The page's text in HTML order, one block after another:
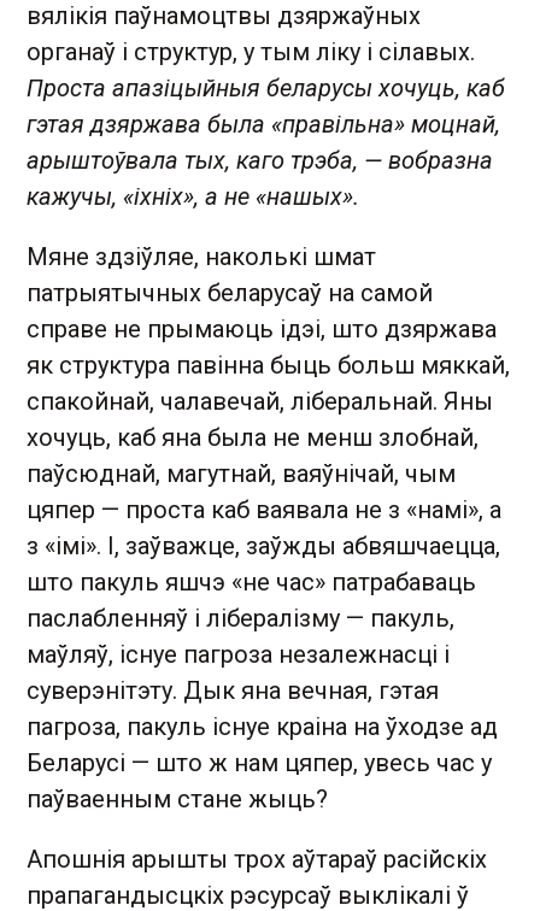
вялікія паўнамоцтвы дзяржаўных
органаў і структур, у тым ліку і сілавых.
Проста апазіцыйныя беларусы хочуць, каб
гэтая дзяржава была «правільна» моцнай,
арыштоўвала тых, каго трэба, — вобразна
кажучы, «іхніх», а не «нашых».
Мяне здзіўляе, наколькі шмат
патрыятычных беларусаў на самой
справе не прымаюць ідэі, што дзяржава
як структура павінна быць больш мяккай,
спакойнай, чалавечай, ліберальнай. Яны
хочуць, каб яна была не менш злобнай,
паўсюднай, магутнай, ваяўнічай, чым
цяпер — проста каб ваявала не з «намі», а
з «імі». І, заўважце, заўжды абвяшчаецца,
што пакуль яшчэ «не час» патрабаваць
паслабленняў і лібералізму — пакуль,
маўляў, існуе пагроза незалежнасці і
суверэнітэту. Дык яна вечная, гэтая
пагроза, пакуль існуе краіна на ўходзе ад
Беларусі — што ж нам цяпер, увесь час у
паўваенным стане жыць?
Апошнія арышты трох аўтараў расійскіх
прапагандысцкіх рэсурсаў выклікалі ў